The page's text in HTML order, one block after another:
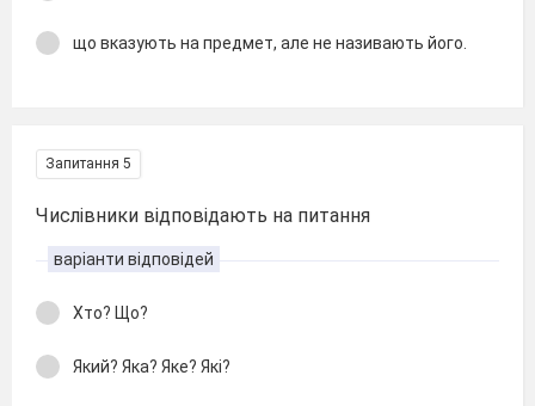
що вказують на предмет, але не називають його.
Запитання 5
Числівники відповідають на питання
варіанти відповідей
Хто? Що?
Який? Яка? Яке? Які?